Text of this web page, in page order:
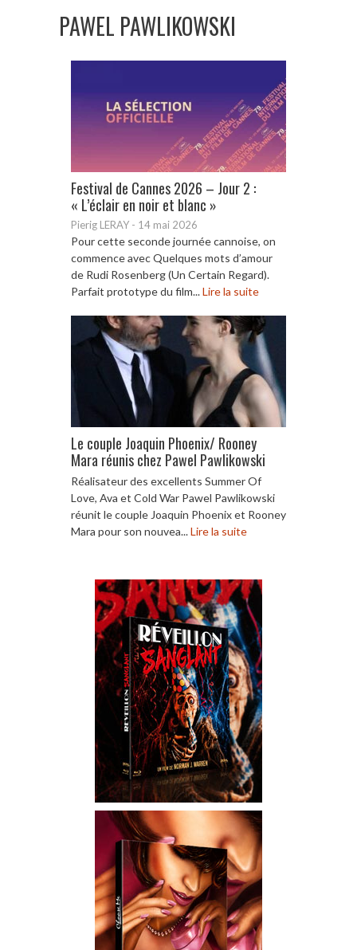
PAWEL PAWLIKOWSKI
Festival de Cannes 2026 – Jour 2 :
« L’éclair en noir et blanc »
Pierig LERAY - 14 mai 2026
Pour cette seconde journée cannoise, on
commence avec Quelques mots d’amour
de Rudi Rosenberg (Un Certain Regard).
Parfait prototype du film...Lire la suite
Le couple Joaquin Phoenix/ Rooney
Mara réunis chez Pawel Pawlikowski
Réalisateur des excellents Summer Of
Love, Ava et Cold War Pawel Pawlikowski
réunit le couple Joaquin Phoenix et Rooney
Mara pour son nouvea...Lire la suite